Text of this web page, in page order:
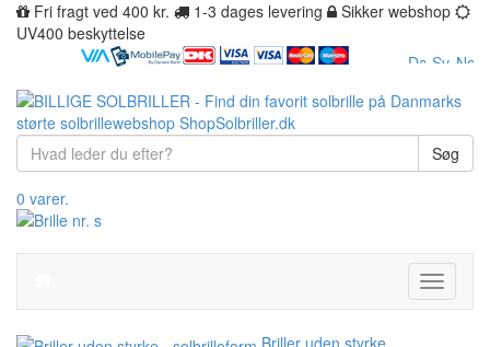
Fri fragt ved 400 kr. 1-3 dages levering
Sikker webshop
UV400 beskyttelse
Søg
0 varer.
Toggle